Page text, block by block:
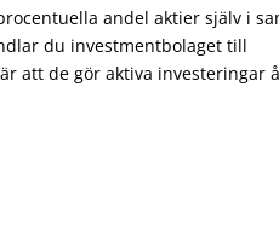
andel aktier själv i
du investmentbolaget till
att de gör aktiva investeringar